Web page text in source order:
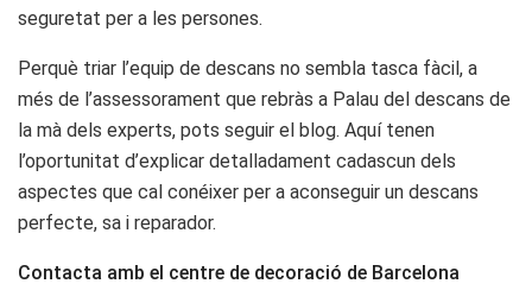
seguretat per a les persones.
Perquè triar l’equip de descans no sembla tasca fàcil, a
més de l’assessorament que rebràs a Palau del descans de
la mà dels experts, pots seguir el blog. Aquí tenen
l’oportunitat d’explicar detalladament cadascun dels
aspectes que cal conéixer per a aconseguir un descans
perfecte, sa i reparador.
Contacta amb el centre de decoració de Barcelona